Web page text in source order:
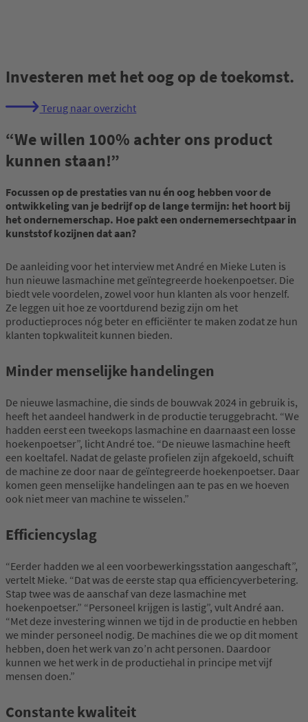
Investeren met het oog op de toekomst.
Terug naar overzicht
“We willen 100% achter ons product
kunnen staan!”
Focussen op de prestaties van nu én oog hebben voor de
ontwikkeling van je bedrijf op de lange termijn: het hoort bij
het ondernemerschap. Hoe pakt een ondernemersechtpaar in
kunststof kozijnen dat aan?
De aanleiding voor het interview met André en Mieke Luten is
hun nieuwe lasmachine met geïntegreerde hoekenpoetser. Die
biedt vele voordelen, zowel voor hun klanten als voor henzelf.
Ze leggen uit hoe ze voortdurend bezig zijn om het
productieproces nóg beter en efficiënter te maken zodat ze hun
klanten topkwaliteit kunnen bieden.
Minder menselijke handelingen
De nieuwe lasmachine, die sinds de bouwvak 2024 in gebruik is,
heeft het aandeel handwerk in de productie teruggebracht. “We
hadden eerst een tweekops lasmachine en daarnaast een losse
hoekenpoetser”, licht André toe. “De nieuwe lasmachine heeft
een koeltafel. Nadat de gelaste profielen zijn afgekoeld, schuift
de machine ze door naar de geïntegreerde hoekenpoetser. Daar
komen geen menselijke handelingen aan te pas en we hoeven
ook niet meer van machine te wisselen.”
Efficiencyslag
“Eerder hadden we al een voorbewerkingsstation aangeschaft”,
vertelt Mieke. “Dat was de eerste stap qua efficiencyverbetering.
Stap twee was de aanschaf van deze lasmachine met
hoekenpoetser.” “Personeel krijgen is lastig”, vult André aan.
“Met deze investering winnen we tijd in de productie en hebben
we minder personeel nodig. De machines die we op dit moment
hebben, doen het werk van zo’n acht personen. Daardoor
kunnen we het werk in de productiehal in principe met vijf
mensen doen.”
Constante kwaliteit